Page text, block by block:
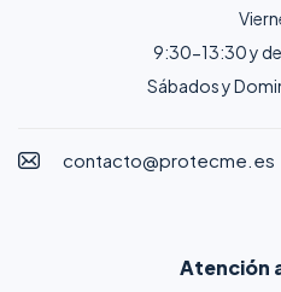
9:30-13:30 y
Sábados y
contacto@protecme.es
Atención